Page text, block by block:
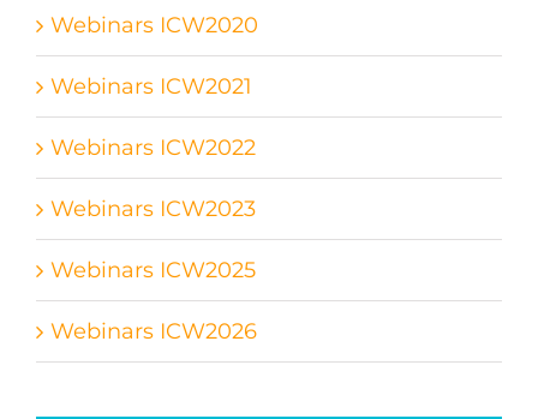
Webinars ICW2020
Webinars ICW2021
Webinars ICW2022
Webinars ICW2023
Webinars ICW2025
Webinars ICW2026